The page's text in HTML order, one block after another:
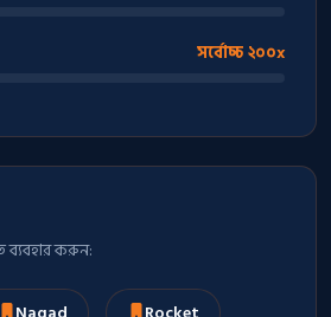
সর্বোচ্চ ২০০x
ব্যবহার করুন: